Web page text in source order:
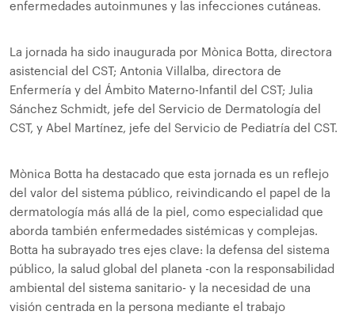
enfermedades autoinmunes y las infecciones cutáneas.
La jornada ha sido inaugurada por Mònica Botta, directora
asistencial del CST; Antonia Villalba, directora de
Enfermería y del Ámbito Materno-Infantil del CST; Julia
Sánchez Schmidt, jefe del Servicio de Dermatología del
CST, y Abel Martínez, jefe del Servicio de Pediatría del CST.
Mònica Botta ha destacado que esta jornada es un reflejo
del valor del sistema público, reivindicando el papel de la
dermatología más allá de la piel, como especialidad que
aborda también enfermedades sistémicas y complejas.
Botta ha subrayado tres ejes clave: la defensa del sistema
público, la salud global del planeta -con la responsabilidad
ambiental del sistema sanitario- y la necesidad de una
visión centrada en la persona mediante el trabajo